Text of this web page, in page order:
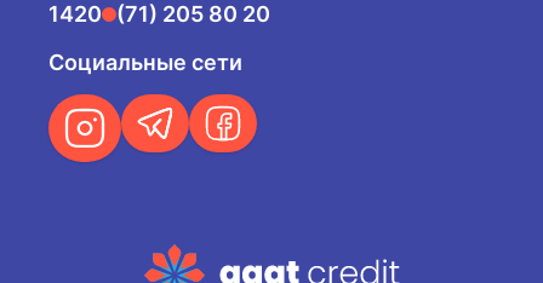
1420
(71) 205 80 20
Социальные сети